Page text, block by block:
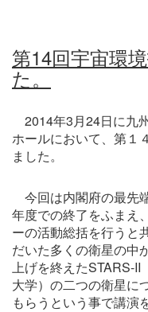
第14回宇宙環
た。
2014年3月24日に九
ホールにおいて、第１
ました。
今回は内閣府の最先
年度での終了をふまえ
ーの活動総括を行うと
だいた多くの衛星の中
上げを終えたSTARS-II
大学）の二つの衛星に
もらうという事で講演